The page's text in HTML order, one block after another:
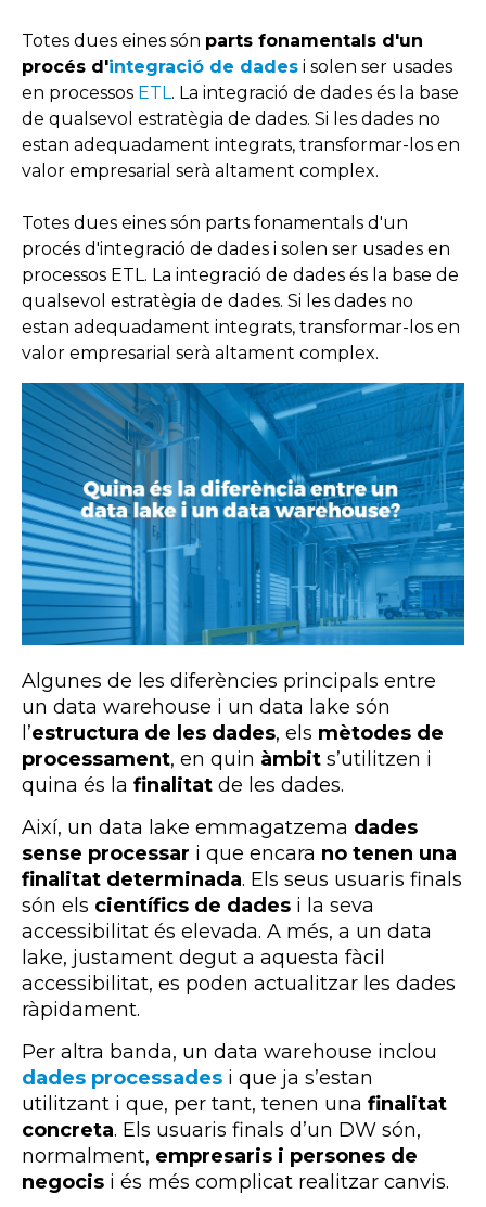
Totes dues eines són parts fonamentals d'un
procés d'integració de dades i solen ser usades
en processos ETL. La integració de dades és la base
de qualsevol estratègia de dades. Si les dades no
estan adequadament integrats, transformar-los en
valor empresarial serà altament complex.
Totes dues eines són parts fonamentals d'un
procés d'integració de dades i solen ser usades en
processos ETL. La integració de dades és la base de
qualsevol estratègia de dades. Si les dades no
estan adequadament integrats, transformar-los en
valor empresarial serà altament complex.
Algunes de les diferències principals entre
un data warehouse i un data lake són
l’estructura de les dades, els mètodes de
processament, en quin àmbit s’utilitzen i
quina és la finalitat de les dades.
Així, un data lake emmagatzema dades
sense processar i que encara no tenen una
finalitat determinada. Els seus usuaris finals
són els científics de dades i la seva
accessibilitat és elevada. A més, a un data
lake, justament degut a aquesta fàcil
accessibilitat, es poden actualitzar les dades
ràpidament.
Per altra banda, un data warehouse inclou
dades processades i que ja s’estan
utilitzant i que, per tant, tenen una finalitat
concreta. Els usuaris finals d’un DW són,
normalment, empresaris i persones de
negocis i és més complicat realitzar canvis.